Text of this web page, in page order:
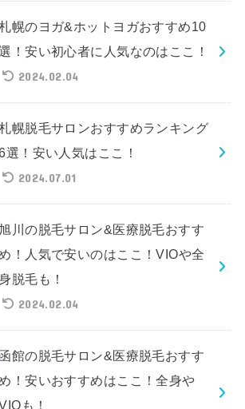
幌のヨガ&ホットヨガおすすめ10
！安い初心者に人気なのはここ！
2024.02.04
幌脱毛サロンおすすめランキング
選！安い人気はここ！
2024.07.01
旭川の脱毛サロン&医療脱毛おすす
！人気で安いのはここ！VIOや全
脱毛も！
2024.02.04
函館の脱毛サロン&医療脱毛おすす
！安いおすすめはここ！全身や
も！